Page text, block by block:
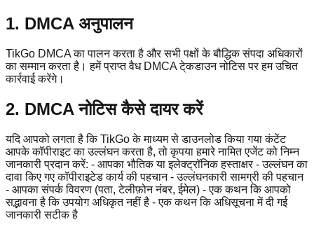
1. DMCA अनुपालन
TikGo DMCA का पालन करता है और सभी पक्षों के बौद्धिक संपदा अधिकारों
का सम्मान करता है। हमें प्राप्त वैध DMCA टे्कडाउन नोटिस पर हम उचित
कार्रवाई करेंगे।
2. DMCA नोटिस कैसे दायर करें
यदि आपको लगता है कि TikGo के माध्यम से डाउनलोड किया गया कंटेंट
आपके कॉपीराइट का उल्लंघन करता है, तो कृपया हमारे नामित एजेंट को निम्न
जानकारी प्रदान करें: - आपका भौतिक या इलेक्ट्रॉनिक हस्ताक्षर - उल्लंघन का
दावा किए गए कॉपीराइटेड कार्य की पहचान - उल्लंघनकारी सामग्री की पहचान
- आपका संपर्क विवरण (पता, टेलीफ़ोन नंबर, ईमेल) - एक कथन कि आपको
सद्भावना है कि उपयोग अधिकृत नहीं है - एक कथन कि अधिसूचना में दी गई
जानकारी सटीक है